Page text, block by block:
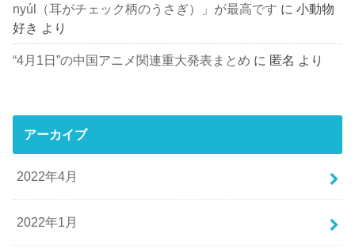
nyúl（耳がチェック柄のうさぎ）」が最高です に小動物
好き より
“4月1日”の中国アニメ関連重大発表まとめ に 匿名 より
アーカイブ
2022年4月
2022年1月